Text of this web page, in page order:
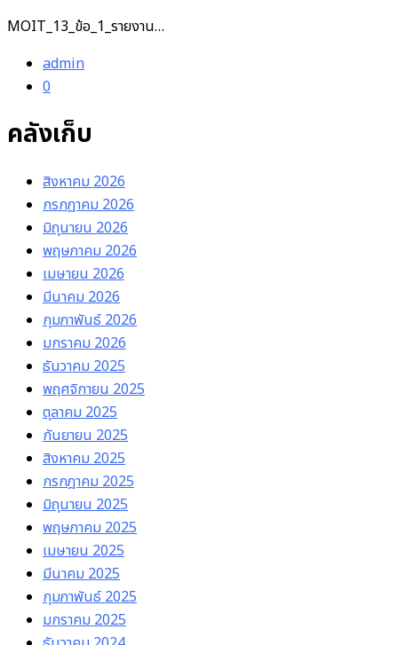
MOIT_13_ข้อ_1_รายงาน…
admin
0
คลังเก็บ
สิงหาคม 2026
กรกฎาคม 2026
มิถุนายน 2026
พฤษภาคม 2026
เมษายน 2026
มีนาคม 2026
กุมภาพันธ์ 2026
มกราคม 2026
ธันวาคม 2025
พฤศจิกายน 2025
ตุลาคม 2025
กันยายน 2025
สิงหาคม 2025
กรกฎาคม 2025
มิถุนายน 2025
พฤษภาคม 2025
เมษายน 2025
มีนาคม 2025
กุมภาพันธ์ 2025
มกราคม 2025